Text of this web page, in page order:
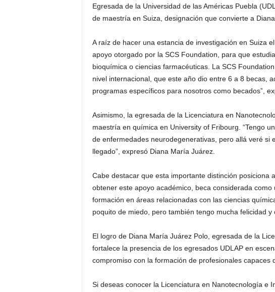
Egresada de la Universidad de las Américas Puebla
de maestría en Suiza, designación que convierte a
A raíz de hacer una estancia de investigación en Suiza
apoyo otorgado por la SCS Foundation, para que
bioquímica o ciencias farmacéuticas. La SCS
nivel internacional, que este año dio entre 6 a 8 becas,
programas específicos para nosotros como becados”,
Asimismo, la egresada de la Licenciatura en
maestría en química en University of Fribourg. “Tengo
de enfermedades neurodegenerativas, pero allá veré
llegado”, expresó Diana María Juárez.
Cabe destacar que esta importante distinción posiciona
obtener este apoyo académico, beca considerada
formación en áreas relacionadas con las ciencias
poquito de miedo, pero también tengo mucha felicidad
El logro de Diana María Juárez Polo, egresada de la
fortalece la presencia de los egresados UDLAP en
compromiso con la formación de profesionales capaces
Si deseas conocer la Licenciatura en Nanotecnología e